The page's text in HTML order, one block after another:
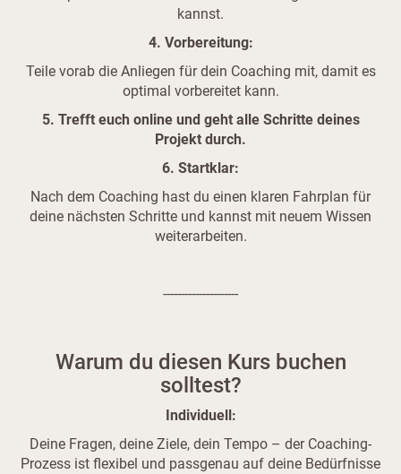
kannst.
4. Vorbereitung:
Teile vorab die Anliegen für dein Coaching mit, damit es
optimal vorbereitet kann.
5. Trefft euch online und geht alle Schritte deines
Projekt durch.
6. Startklar:
Nach dem Coaching hast du einen klaren Fahrplan für
deine nächsten Schritte und kannst mit neuem Wissen
weiterarbeiten.
---------------------
Warum du diesen Kurs buchen
solltest?
Individuell:
Deine Fragen, deine Ziele, dein Tempo – der Coaching-
Prozess ist flexibel und passgenau auf deine Bedürfnisse